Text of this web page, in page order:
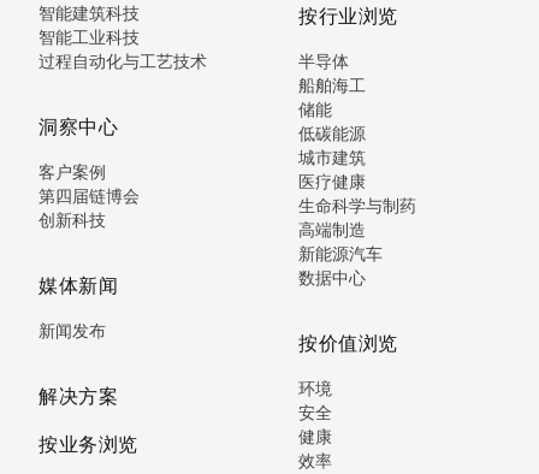
智能建筑科技
智能工业科技
过程自动化与工艺技术
洞察中心
客户案例
第四届链博会
创新科技
媒体新闻
新闻发布
解决方案
按业务浏览
按行业浏览
半导体
船舶海工
储能
低碳能源
城市建筑
医疗健康
生命科学与制药
高端制造
新能源汽车
数据中心
按价值浏览
环境
安全
健康
效率